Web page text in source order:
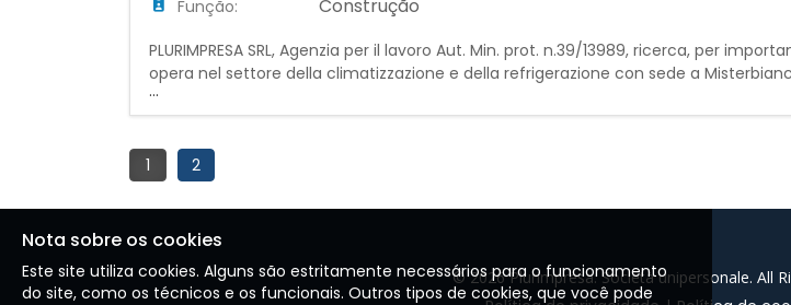
Nota sobre os cookies
Este site utiliza cookies. Alguns são estritamente necessários para o funcionamento
do site, como os técnicos e os funcionais. Outros tipos de cookies, que você pode
Função: Construção
PLURIMPRESA SRL, Agenzia per il lavoro Aut. Min. prot. n.39/13989, ricerca, per
opera nel settore della climatizzazione e della refrigerazione con sede a
TECNICO TERMOIDRAULICO SALDATURE RAME PER TUBAZIONI FRIGORIFERE La
all'interno del team tecnico e si occuperà dell
...
1 2
©2026 Plurimpresa. Società unipersonale. All